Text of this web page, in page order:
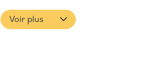
Voir plus